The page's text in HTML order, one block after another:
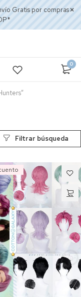
Gratis por compras
0